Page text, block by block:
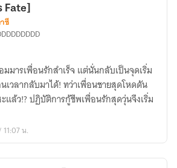
Fate]
ซี
มารเพื่อนรักสำเร็จ แต่นั่นกลับเป็นจุดเริ่ม
เวลากลับมาได้! ทว่าเพื่อนชายสุดโหดดัน
แล้ว!? ปฏิบัติการกู้ชีพเพื่อนรักสุดวุ่นจึงเริ่ม
น.